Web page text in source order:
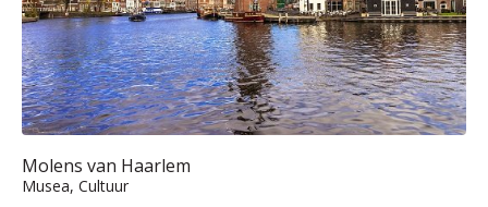
Molens van Haarlem
Musea, Cultuur